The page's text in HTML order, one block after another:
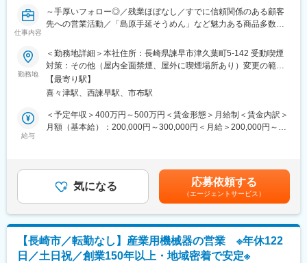
・メーカー研修 ：メーカー主催の研修に参加いただく
事がございます。
ブランドや商品理解を深める貴重な
仕事内容
～手厚いフォロー◎／残業ほぼなし／すでに信頼関係のある顧客
先への営業活動／「島原手延そうめん」など魅力ある商品多数／
■概要：
◇当社は「島原手延素麺協同組合」の総販売元として、製造した
製品を販売しています。
◇また、独自ブランドの商品も企画、製造、販売するなど「商社
＋メーカー」の機能を持つ会社です。
◇商品／伝統製法を受け継ぐ「島原手延そうめん」やうどん、そ
ば、長崎ちゃんぽんなど
◇ 営業スタイル／「法人営業」として、既存・新規の取引先へ訪
◇補足／慣れてきたら、自分のアイデアで「おすすめの食べ方」
を提案することこともできます。
※商品の調理方法はパッケージなどにも記載するので、全てを覚え
勤務地
＜勤務地詳細＞本社住所：長崎県諫早市津久葉町5-142 受動喫煙
対策：その他（屋内全面禁煙、屋外に喫煙場所あり）変更の範
囲：会社の定める事業所
【最寄り駅】
喜々津駅、西諫早駅、市布駅
給与
＜予定年収＞400万円～500万円＜賃金形態＞月給制＜賃金内訳＞
月額（基本給）：200,000円～300,000円＜月給＞200,000円～
て上下する可能性があります。月給(月額)は固定手当を含めた表記
です。 気になる 応募依頼する
（エージェントサービス）
【長崎市／転勤なし】産業用機械器の営業 ※年休122
日／土日祝／創業150年以上・地域密着で安定※